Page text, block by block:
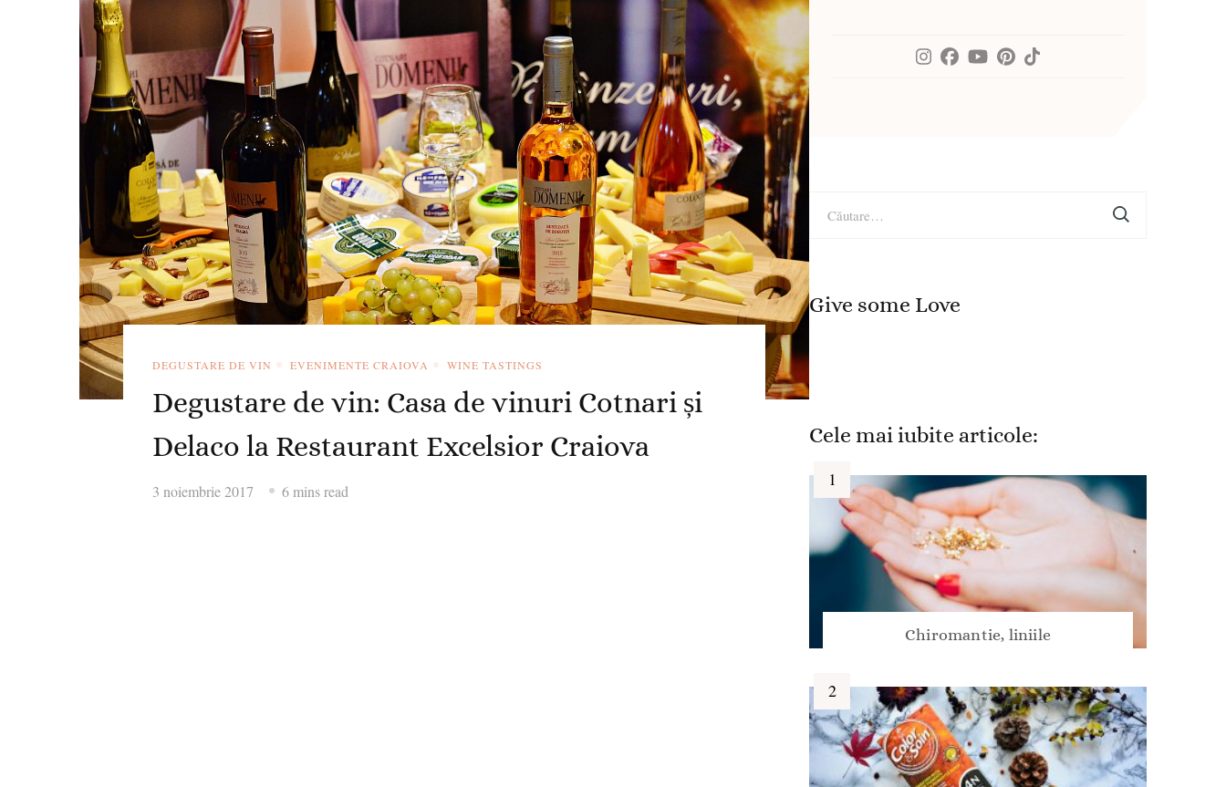
DEGUSTARE DE VIN EVENIMENTE CRAIOVA WINE TASTINGS
Degustare de vin: Casa de vinuri Cotnari și
Delaco la Restaurant Excelsior Craiova
3 noiembrie 2017 6 mins read
după:
Give some Love
Cele mai iubite articole:
Chiromantie, liniile